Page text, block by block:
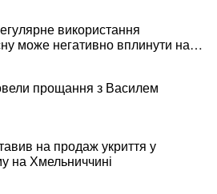
використання
може негативно вплинути на
прощання з Василем
на продаж укриття у
на Хмельниччині